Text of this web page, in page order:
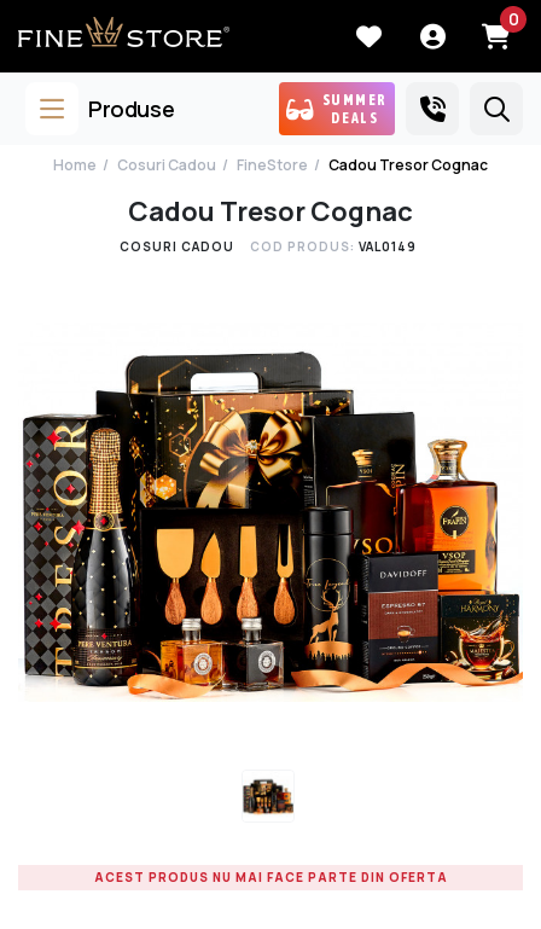
0
Produse
SUMMER
DEALS
Home Cosuri Cadou FineStore Cadou Tresor Cognac
Cadou Tresor Cognac
COSURI CADOU COD PRODUS: VAL0149
ACEST PRODUS NU MAI FACE PARTE DIN OFERTA